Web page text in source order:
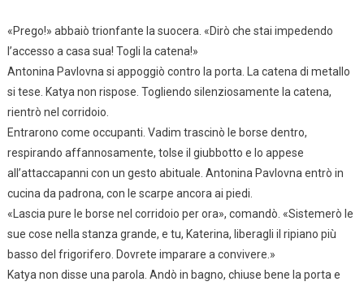
«Prego!» abbaiò trionfante la suocera. «Dirò che stai impedendo
l’accesso a casa sua! Togli la catena!»
Antonina Pavlovna si appoggiò contro la porta. La catena di metallo
si tese. Katya non rispose. Togliendo silenziosamente la catena,
rientrò nel corridoio.
Entrarono come occupanti. Vadim trascinò le borse dentro,
respirando affannosamente, tolse il giubbotto e lo appese
all’attaccapanni con un gesto abituale. Antonina Pavlovna entrò in
cucina da padrona, con le scarpe ancora ai piedi.
«Lascia pure le borse nel corridoio per ora», comandò. «Sistemerò le
sue cose nella stanza grande, e tu, Katerina, liberagli il ripiano più
basso del frigorifero. Dovrete imparare a convivere.»
Katya non disse una parola. Andò in bagno, chiuse bene la porta e